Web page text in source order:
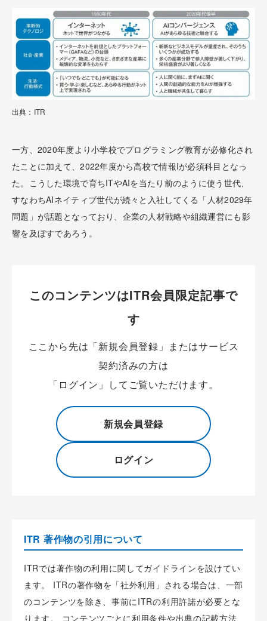
出典：ITR
一方、2020年度より小学校でプログラミング教育が必修化され
たことに加えて、2022年度から高校で情報Iが必須科目となっ
た。こうした環境で育ちITやAIを当たり前のように使う世代、
すなわちAIネイティブ世代が続々と入社してくる「人材2029年
問題」が話題となっており、企業の人材戦略や組織運営にも影
響を及ぼすであろう。
このコンテンツはITR会員限定記事で
す
ここから先は「新規会員登録」またはサービス
契約済みの方は
「ログイン」してご覧いただけます。
新規会員登録
ログイン
ITR 著作物の引用について
ITRでは著作物の利用に関してガイドラインを設けてい
ます。 ITRの著作物を「社外利用」される場合は、一部
のコンテンツを除き、事前にITRの利用許諾が必要とな
ります。 コンテンツごとに利用条件や出典の記載方法